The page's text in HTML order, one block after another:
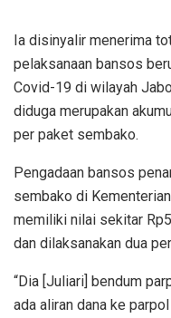
Ia disinyalir menerima
pelaksanaan bansos
Covid-19 di wilayah
diduga merupakan
per paket sembako.
Pengadaan bansos
sembako di
memiliki nilai sekitar
dan dilaksanakan dua
“Dia [Juliari] bendum
ada aliran dana ke